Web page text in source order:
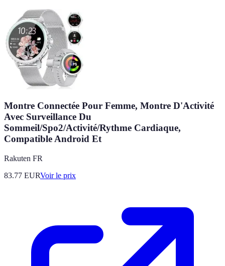
Montre Connectée Pour Femme, Montre D'Activité
Avec Surveillance Du
Sommeil/Spo2/Activité/Rythme Cardiaque,
Compatible Android Et
Rakuten FR
83.77 EURVoir le prix